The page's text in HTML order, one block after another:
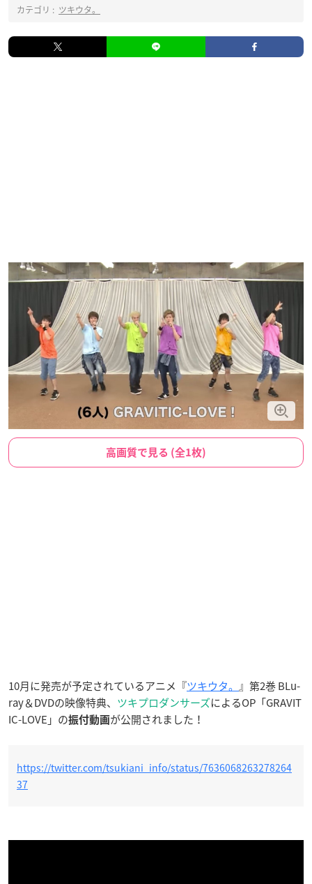
カテゴリ : ツキウタ。
高画質で見る (全1枚)
10月に発売が予定されているアニメ『ツキウタ。 』第2巻 BLu-
ray＆DVDの映像特典、 ツキプロダンサーズによるOP「GRAVIT
IC-LOVE」の振付動画が公開されました！
https://twitter.com/tsukiani_info/status/7636068263278264
37